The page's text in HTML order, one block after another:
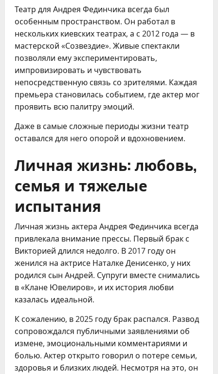
Театр для Андрея Фединчика всегда был
особенным пространством. Он работал в
нескольких киевских театрах, а с 2012 года — в
мастерской «Созвездие». Живые спектакли
позволяли ему экспериментировать,
импровизировать и чувствовать
непосредственную связь со зрителями. Каждая
премьера становилась событием, где актер мог
проявить всю палитру эмоций.
Даже в самые сложные периоды жизни театр
оставался для него опорой и вдохновением.
Личная жизнь: любовь,
семья и тяжелые
испытания
Личная жизнь актера Андрея Фединчика всегда
привлекала внимание прессы. Первый брак с
Викторией длился недолго. В 2017 году он
женился на актрисе Наталке Денисенко, у них
родился сын Андрей. Супруги вместе снимались
в «Клане Ювелиров», и их история любви
казалась идеальной.
К сожалению, в 2025 году брак распался. Развод
сопровождался публичными заявлениями об
измене, эмоциональными комментариями и
болью. Актер открыто говорил о потере семьи,
здоровья и близких людей. Несмотря на это, он